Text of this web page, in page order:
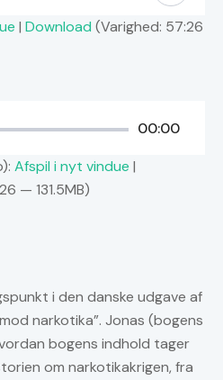
| Download (Varighed: 57:26
00:00
Afspil i nyt vindue |
— 131.5MB)
i den danske udgave af
narkotika”. Jonas (bogens
bogens indhold tager
om narkotikakrigen, fra